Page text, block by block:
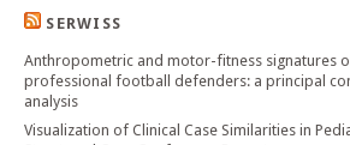
SERWISS
Anthropometric and motor-fitness signatures
professional football defenders: a principal
analysis
Visualization of Clinical Case Similarities in